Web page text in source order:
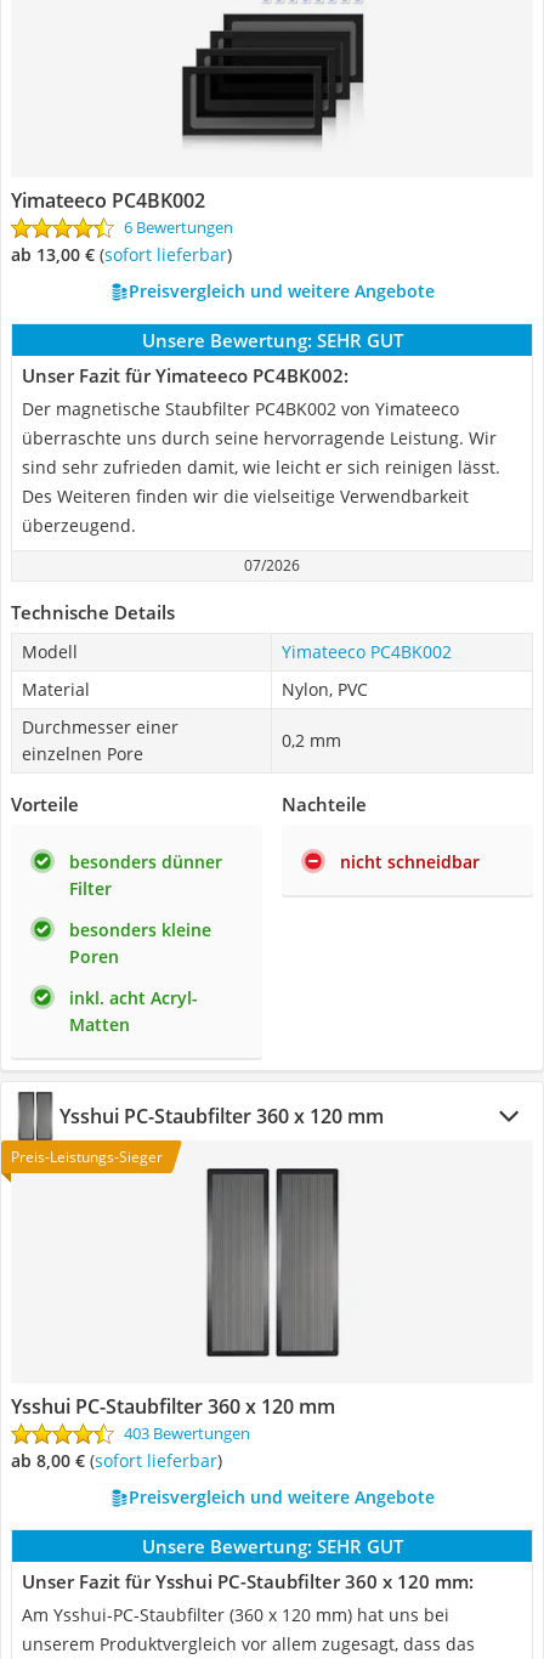
Yimateeco PC4BK002
6 Bewertungen
ab 13,00 € ( Sofort lieferbar)
Preisvergleich und weitere Angebote
Unsere Bewertung: SEHR GUT
Unser Fazit für Yimateeco PC4BK002:
Der magnetische Staubfilter PC4BK002 von Yimateeco
überraschte uns durch seine hervorragende Leistung. Wir
sind sehr zufrieden damit, wie leicht er sich reinigen lässt.
Des Weiteren finden wir die vielseitige Verwendbarkeit
überzeugend.
07/2026
Technische Details
Modell
Yimateeco PC4BK002
Material
Nylon, PVC
Durchmesser einer
einzelnen Pore
0,2 mm
Vorteile
besonders dünner
Filter
besonders kleine
Poren
inkl. acht Acryl-
Matten
Nachteile
nicht schneidbar
Ysshui PC-Staubfilter 360 x 120 mm
Preis-Leistungs-Sieger
Ysshui PC-Staubfilter 360 x 120 mm
403 Bewertungen
ab 8,00 € ( Sofort lieferbar)
Preisvergleich und weitere Angebote
Unsere Bewertung: SEHR GUT
Unser Fazit für Ysshui PC-Staubfilter 360 x 120 mm:
Am Ysshui-PC-Staubfilter (360 x 120 mm) hat uns bei
unserem Produktvergleich vor allem zugesagt, dass das